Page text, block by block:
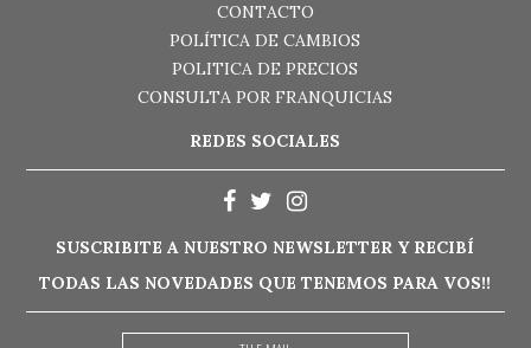
CONTACTO
POLÍTICA DE CAMBIOS
POLITICA DE PRECIOS
CONSULTA POR FRANQUICIAS
REDES SOCIALES
SUSCRIBITE A NUESTRO NEWSLETTER Y RECIBÍ
TODAS LAS NOVEDADES QUE TENEMOS PARA VOS!!